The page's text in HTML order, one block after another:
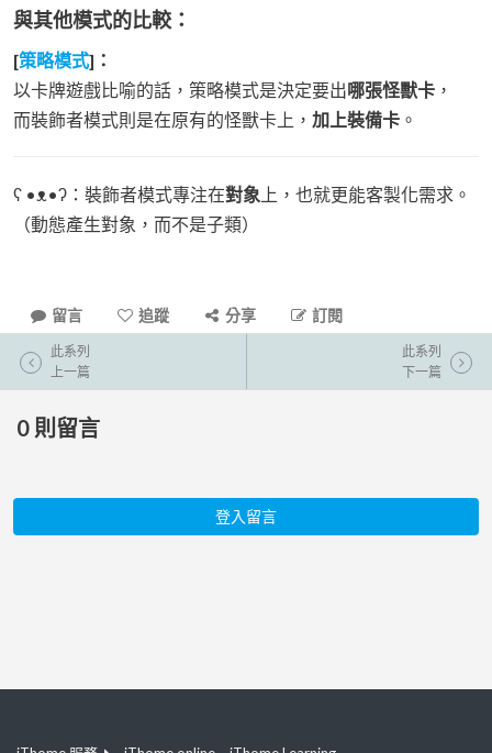
與其他模式的比較：
[策略模式]：
以卡牌遊戲比喻的話，策略模式是決定要出哪張怪獸卡 ，
而裝飾者模式則是在原有的怪獸卡上， 加上裝備卡 。
ʕ •ᴥ•ʔ：裝飾者模式專注在對象 上，也就更能客製化需求。
（動態產生對象，而不是子類）
留言 追蹤 分享 訂閱
此系列
上一篇
此系列
下一篇
0 則留言
登入留言